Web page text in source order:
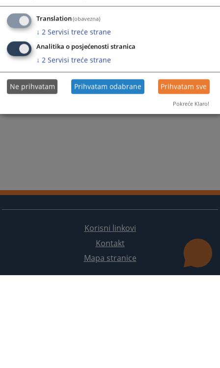
Korisni linkovi
Kontakt
Mapa stranice
Translation(obavezna)
↓ 2 Servisi treće strane
Analitika o posjećenosti stranica
↓ 2 Servisi treće strane
Ne prihvatam Prihvatam odabrane Prihvatam sve
Pokreće Klaro!